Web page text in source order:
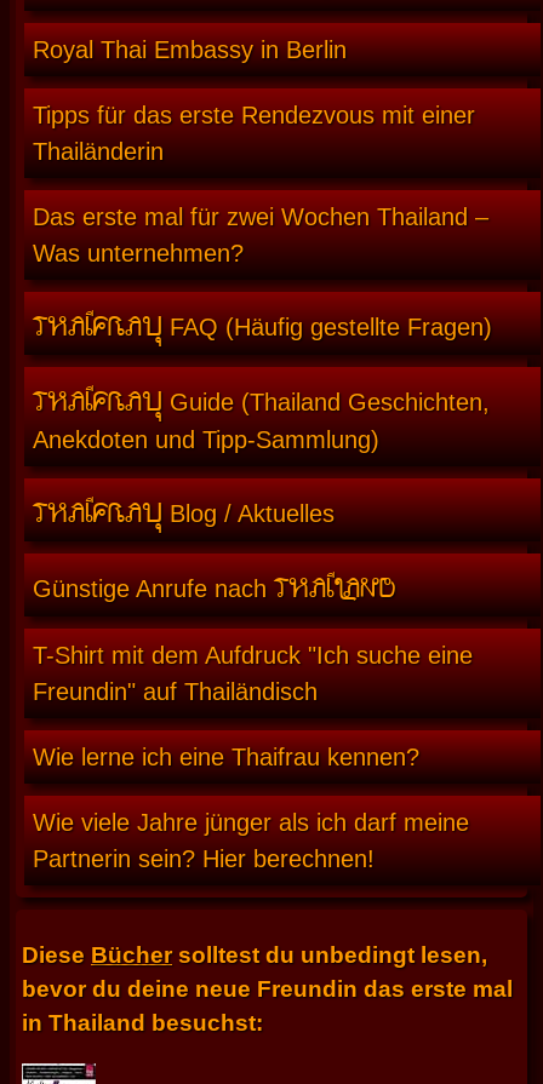
Royal Thai Embassy in Berlin
Tipps für das erste Rendezvous mit einer
Thailänderin
Das erste mal für zwei Wochen Thailand –
Was unternehmen?
THAIFRAUFAQ (Häufig gestellte Fragen)
THAIFRAU Guide (Thailand Geschichten,
Anekdoten und Tipp-Sammlung)
THAIFRAUBlog / Aktuelles
Günstige Anrufe nachTHAILAND
T-Shirt mit dem Aufdruck "Ich suche eine
Freundin" auf Thailändisch
Wie lerne ich eine Thaifrau kennen?
Wie viele Jahre jünger als ich darf meine
Partnerin sein? Hier berechnen!
Diese Büchersolltest du unbedingt lesen,
bevor du deine neue Freundin das erste mal
in Thailand besuchst: